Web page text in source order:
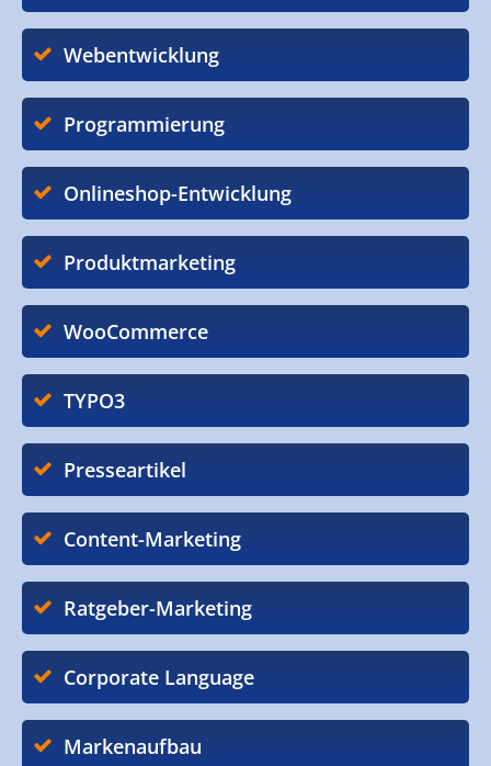
Webentwicklung
Programmierung
Onlineshop-Entwicklung
Produktmarketing
WooCommerce
TYPO3
Presseartikel
Content-Marketing
Ratgeber-Marketing
Corporate Language
Markenaufbau